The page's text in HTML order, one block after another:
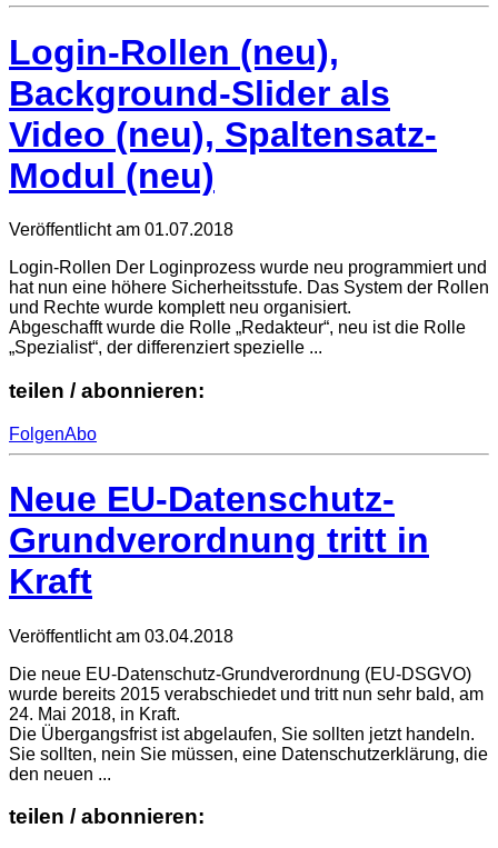
Login-Rollen (neu),
Background-Slider als
Video (neu), Spaltensatz-
Modul (neu)
Veröffentlicht am 01.07.2018
Login-Rollen Der Loginprozess wurde neu programmiert und
hat nun eine höhere Sicherheitsstufe. Das System der Rollen
und Rechte wurde komplett neu organisiert.
Abgeschafft wurde die Rolle „Redakteur“, neu ist die Rolle
„Spezialist“, der differenziert spezielle ...
teilen / abonnieren:
FolgenAbo
Neue EU-Datenschutz-
Grundverordnung tritt in
Kraft
Veröffentlicht am 03.04.2018
Die neue EU-Datenschutz-Grundverordnung (EU-DSGVO)
wurde bereits 2015 verabschiedet und tritt nun sehr bald, am
24. Mai 2018, in Kraft.
Die Übergangsfrist ist abgelaufen, Sie sollten jetzt handeln.
Sie sollten, nein Sie müssen, eine Datenschutzerklärung, die
den neuen ...
teilen / abonnieren: